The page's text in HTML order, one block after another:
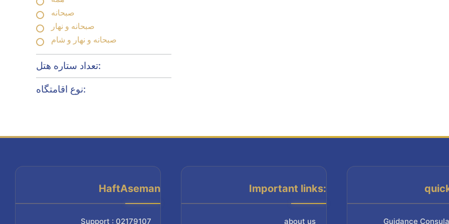
صبحانه
صبحانه و نهار
صبحانه و نهار و شام
تعداد ستاره هتل:
نوع اقامتگاه:
HaftAseman
Support : 02179107
Important links:
about us Guidance